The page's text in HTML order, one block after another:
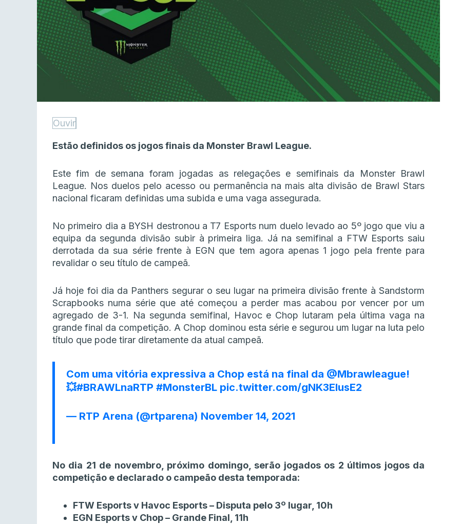
Ouvir
Estão definidos os jogos finais da Monster Brawl League.
Este fim de semana foram jogadas as relegações e semifinais da Monster Brawl
League. Nos duelos pelo acesso ou permanência na mais alta divisão de Brawl Stars
nacional ficaram definidas uma subida e uma vaga assegurada.
No primeiro dia a BYSH destronou a T7 Esports num duelo levado ao 5º jogo que viu a
equipa da segunda divisão subir à primeira liga. Já na semifinal a FTW Esports saiu
derrotada da sua série frente à EGN que tem agora apenas 1 jogo pela frente para
revalidar o seu título de campeã.
Já hoje foi dia da Panthers segurar o seu lugar na primeira divisão frente à Sandstorm
Scrapbooks numa série que até começou a perder mas acabou por vencer por um
agregado de 3-1. Na segunda semifinal, Havoc e Chop lutaram pela última vaga na
grande final da competição. A Chop dominou esta série e segurou um lugar na luta pelo
título que pode tirar diretamente da atual campeã.
Com uma vitória expressiva a Chop está na final da @Mbrawleague!
💥#BRAWLnaRTP #MonsterBL pic.twitter.com/gNK3ElusE2
— RTP Arena (@rtparena) November 14, 2021
No dia 21 de novembro, próximo domingo, serão jogados os 2 últimos jogos da
competição e declarado o campeão desta temporada:
FTW Esports v Havoc Esports – Disputa pelo 3º lugar, 10h
EGN Esports v Chop – Grande Final, 11h